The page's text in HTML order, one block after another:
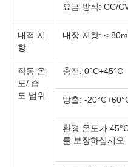
요금 방식: CC/
내적 저
항
내장 저항: ≤
작동 온
도/ 습
도 범위
충전: 0°C+45°C
방출: -
환경 온도가
를 보장하십시오.